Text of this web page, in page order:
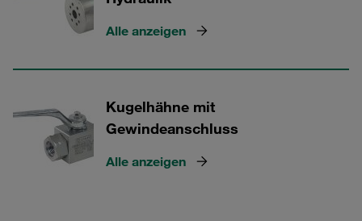
Alle anzeigen
Kugelhähne mit
Gewindeanschluss
Alle anzeigen